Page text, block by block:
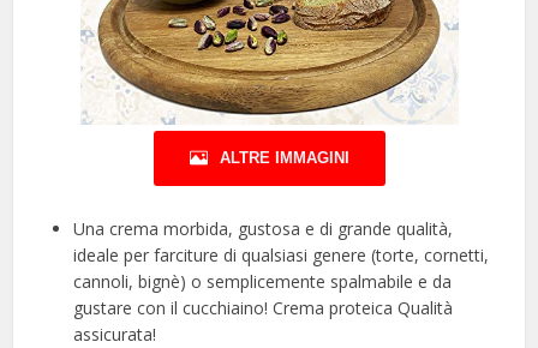
ALTRE IMMAGINI
Una crema morbida, gustosa e di grande qualità,
ideale per farciture di qualsiasi genere (torte, cornetti,
cannoli, bignè) o semplicemente spalmabile e da
gustare con il cucchiaino! Crema proteica Qualità
assicurata!